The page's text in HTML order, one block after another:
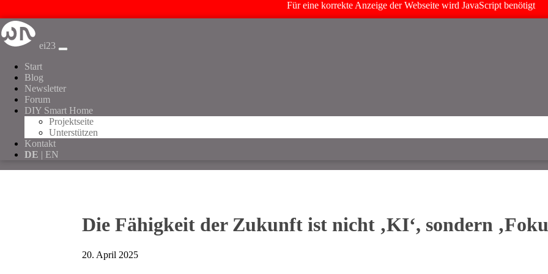
Für eine korrekte Anzeige der Webseite wird JavaScript benötigt
ei23
Start
Blog
Newsletter
Forum
DIY Smart Home
Projektseite
Unterstützen
Kontakt
DE | EN
Die Fähigkeit der Zukunft ist nicht ‚KI‘, sondern
20. April 2025